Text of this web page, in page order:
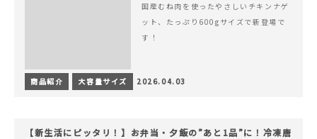
国産むね肉を使ったやさしいチキンナゲ
ット、たっぷり600gサイズで新登場で
す！
商品紹介 大容量サイズ 2026.04.03
【新生活にピッタリ！】お弁当・夕飯の”あと1品”に！冷凍唐